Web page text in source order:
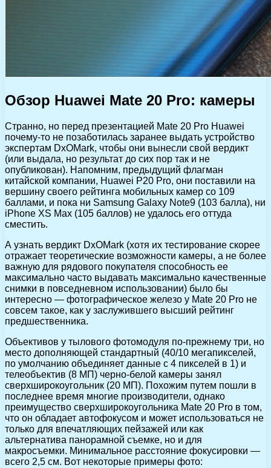
Обзор Huawei Mate 20 Pro: камеры
Странно, но перед презентацией Mate 20 Pro Huawei
почему-то не позаботилась заранее выдать устройство
экспертам DxOMark, чтобы они вынесли свой вердикт
(или выдала, но результат до сих пор так и не
опубликован). Напомним, предыдущий флагман
китайской компании, Huawei P20 Pro, они поставили на
вершину своего рейтинга мобильных камер со 109
баллами, и пока ни Samsung Galaxy Note9 (103 балла), ни
iPhone XS Max (105 баллов) не удалось его оттуда
сместить.
А узнать вердикт DxOMark (хотя их тестирование скорее
отражает теоретические возможности камеры, а не более
важную для рядового покупателя способность ее
максимально часто выдавать максимально качественные
снимки в повседневном использовании) было бы
интересно — фотографическое железо у Mate 20 Pro не
совсем такое, как у заслужившего высший рейтинг
предшественника.
Объективов у тылового фотомодуля по-прежнему три, но
место дополняющей стандартный (40/10 мегапикселей,
по умолчанию объединяет данные с 4 пикселей в 1) и
телеобъектив (8 МП) черно-белой камеры занял
сверхширокоугольник (20 МП). Похожим путем пошли в
последнее время многие производители, однако
преимущество сверхширокоугольника Mate 20 Pro в том,
что он обладает автофокусом и может использоваться не
только для впечатляющих пейзажей или как
альтернатива панорамной съемке, но и для
макросъемки. Минимальное расстояние фокусировки —
всего 2,5 см. Вот некоторые примеры фото: